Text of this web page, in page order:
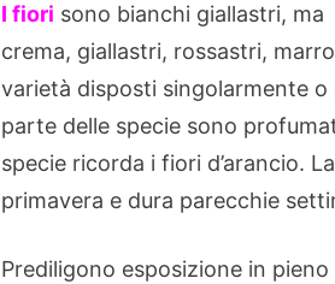
I fiori sono bianchi giallastri, ma
crema, giallastri, rossastri,
varietà disposti singolarmente
parte delle specie sono
specie ricorda i fiori d’arancio.
primavera e dura parecchie
Prediligono esposizione in